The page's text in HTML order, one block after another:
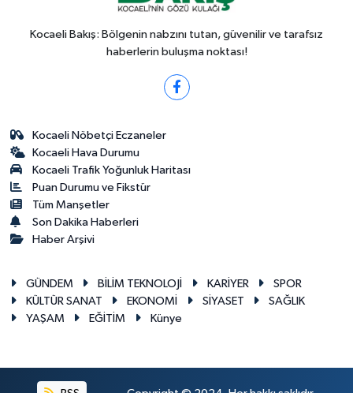
Kocaeli Bakış: Bölgenin nabzını tutan, güvenilir ve tarafsız
haberlerin buluşma noktası!
Kocaeli Nöbetçi Eczaneler
Kocaeli Hava Durumu
Kocaeli Trafik Yoğunluk Haritası
Puan Durumu ve Fikstür
Tüm Manşetler
Son Dakika Haberleri
Haber Arşivi
GÜNDEM BİLİM TEKNOLOJİ KARİYER
SPOR
KÜLTÜR SANAT
EKONOMİ SİYASET
SAĞLIK
YAŞAM
EĞİTİM Künye